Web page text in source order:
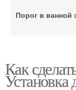
Порог в ванной
Как
Установка